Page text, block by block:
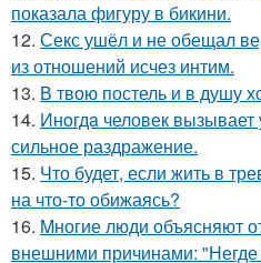
показала фигуру в бикини.
12. Секс ушёл и не обещал
из отношений исчез интим.
13. В твою постель и в душу
14. Инoгдa человек
сильное раздражение.
15. Что будет, если жить в
на что-то обижаясь?
16. Mногие люди объясняют
внешними причинами: "Негде